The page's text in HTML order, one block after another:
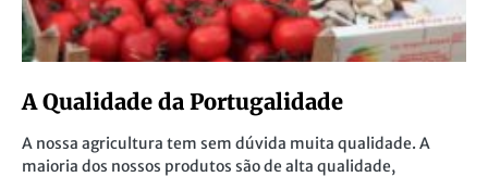
A Qualidade da Portugalidade
A nossa agricultura tem sem dúvida muita qualidade. A
maioria dos nossos produtos são de alta qualidade,